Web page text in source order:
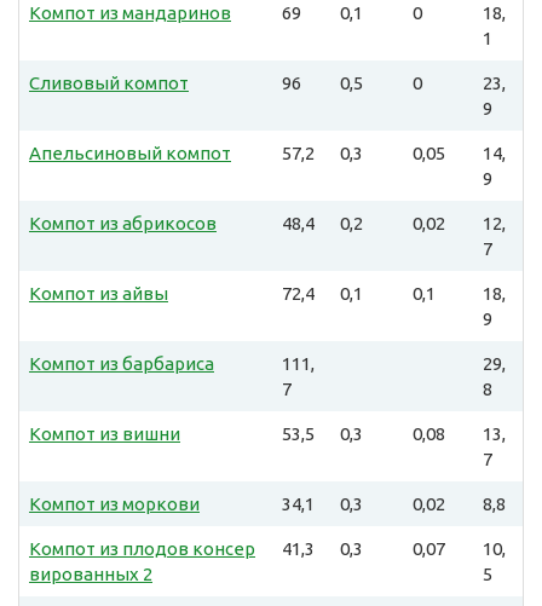
Компот из мандаринов 69 0,1 0
18,
1
Сливовый компот 96 0,5 0
23,
9
Апельсиновый компот 57,2 0,3 0,05
14,
9
Компот из абрикосов 48,4 0,2 0,02
12,
7
Компот из айвы 72,4 0,1 0,1
18,
9
Компот из барбариса
111,
7
29,
8
Компот из вишни 53,5 0,3 0,08
13,
7
Компот из моркови 34,1 0,3 0,02 8,8
Компот из плодов консер
вированных 2
41,3 0,3 0,07
10,
5